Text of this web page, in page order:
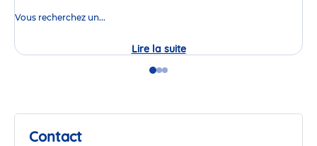
Vous recherchez un...
Lire la suiteJournée
Portes
Babilou
GoGoGo
Contact